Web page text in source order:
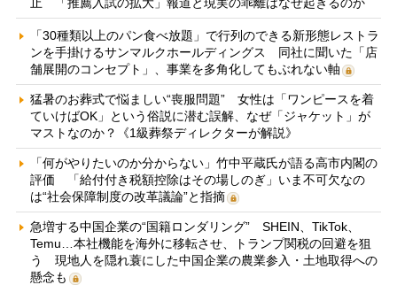
「30種類以上のパン食べ放題」で行列のできる新形態レストラ
ンを手掛けるサンマルクホールディングス 同社に聞いた「店
舗展開のコンセプト」、事業を多角化してもぶれない軸
猛暑のお葬式で悩ましい“喪服問題” 女性は「ワンピースを着
ていけばOK」という俗説に潜む誤解、なぜ「ジャケット」が
マストなのか？《1級葬祭ディレクターが解説》
「何がやりたいのか分からない」竹中平蔵氏が語る高市内閣の
評価 「給付付き税額控除はその場しのぎ」いま不可欠なの
は“社会保障制度の改革議論”と指摘
急増する中国企業の“国籍ロンダリング” SHEIN、TikTok、
Temu…本社機能を海外に移転させ、トランプ関税の回避を狙
う 現地人を隠れ蓑にした中国企業の農業参入・土地取得への
懸念も